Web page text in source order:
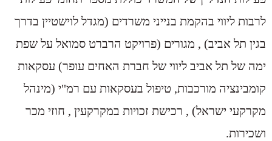
לרבות ליווי בהקמת בנייני משרדים (מגדל לוישטיין בדרך
בגין תל אביב) , מגורים (פרויקט הרברט סמואל על שפת
ימה של תל אביב ליווי של חברת האחים עופר) עסקאות
קומבינציה מורכבות, טיפול בעסקאות עם רמ"י (מינהל
מקרקעי ישראל) , רכישת זכויות במקרקעין , חוזי מכר
ושכירות.